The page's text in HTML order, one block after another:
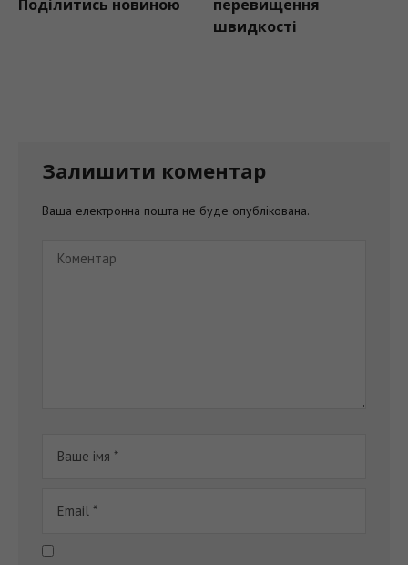
Поділитись новиною
перевищення
швидкості
Залишити коментар
Ваша електронна пошта не буде опублікована.